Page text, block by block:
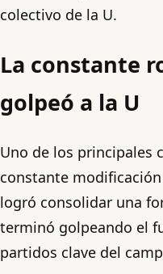
colectivo de la U.
La constante
golpeó a la U
Uno de los principales
constante
logró consolidar una
terminó golpeando el
partidos clave del